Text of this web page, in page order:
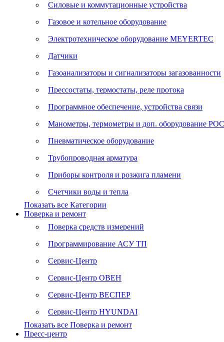
Силовые и коммутационные устройства
Газовое и котельное оборудование
Электротехническое оборудование MEYERTEC
Датчики
Газоанализаторы и сигнализаторы загазованности
Прессостаты, термостаты, реле протока
Программное обеспечение, устройства связи
Манометры, термометры и доп. оборудование
Пневматическое оборудование
Трубопроводная арматура
Приборы контроля и розжига пламени
Счетчики воды и тепла
Показать все Категории
Поверка и ремонт
Поверка средств измерений
Программирование АСУ ТП
Сервис-Центр
Сервис-Центр ОВЕН
Сервис-Центр ВЕСПЕР
Сервис-Центр HYUNDAI
Показать все Поверка и ремонт
Пресс-центр